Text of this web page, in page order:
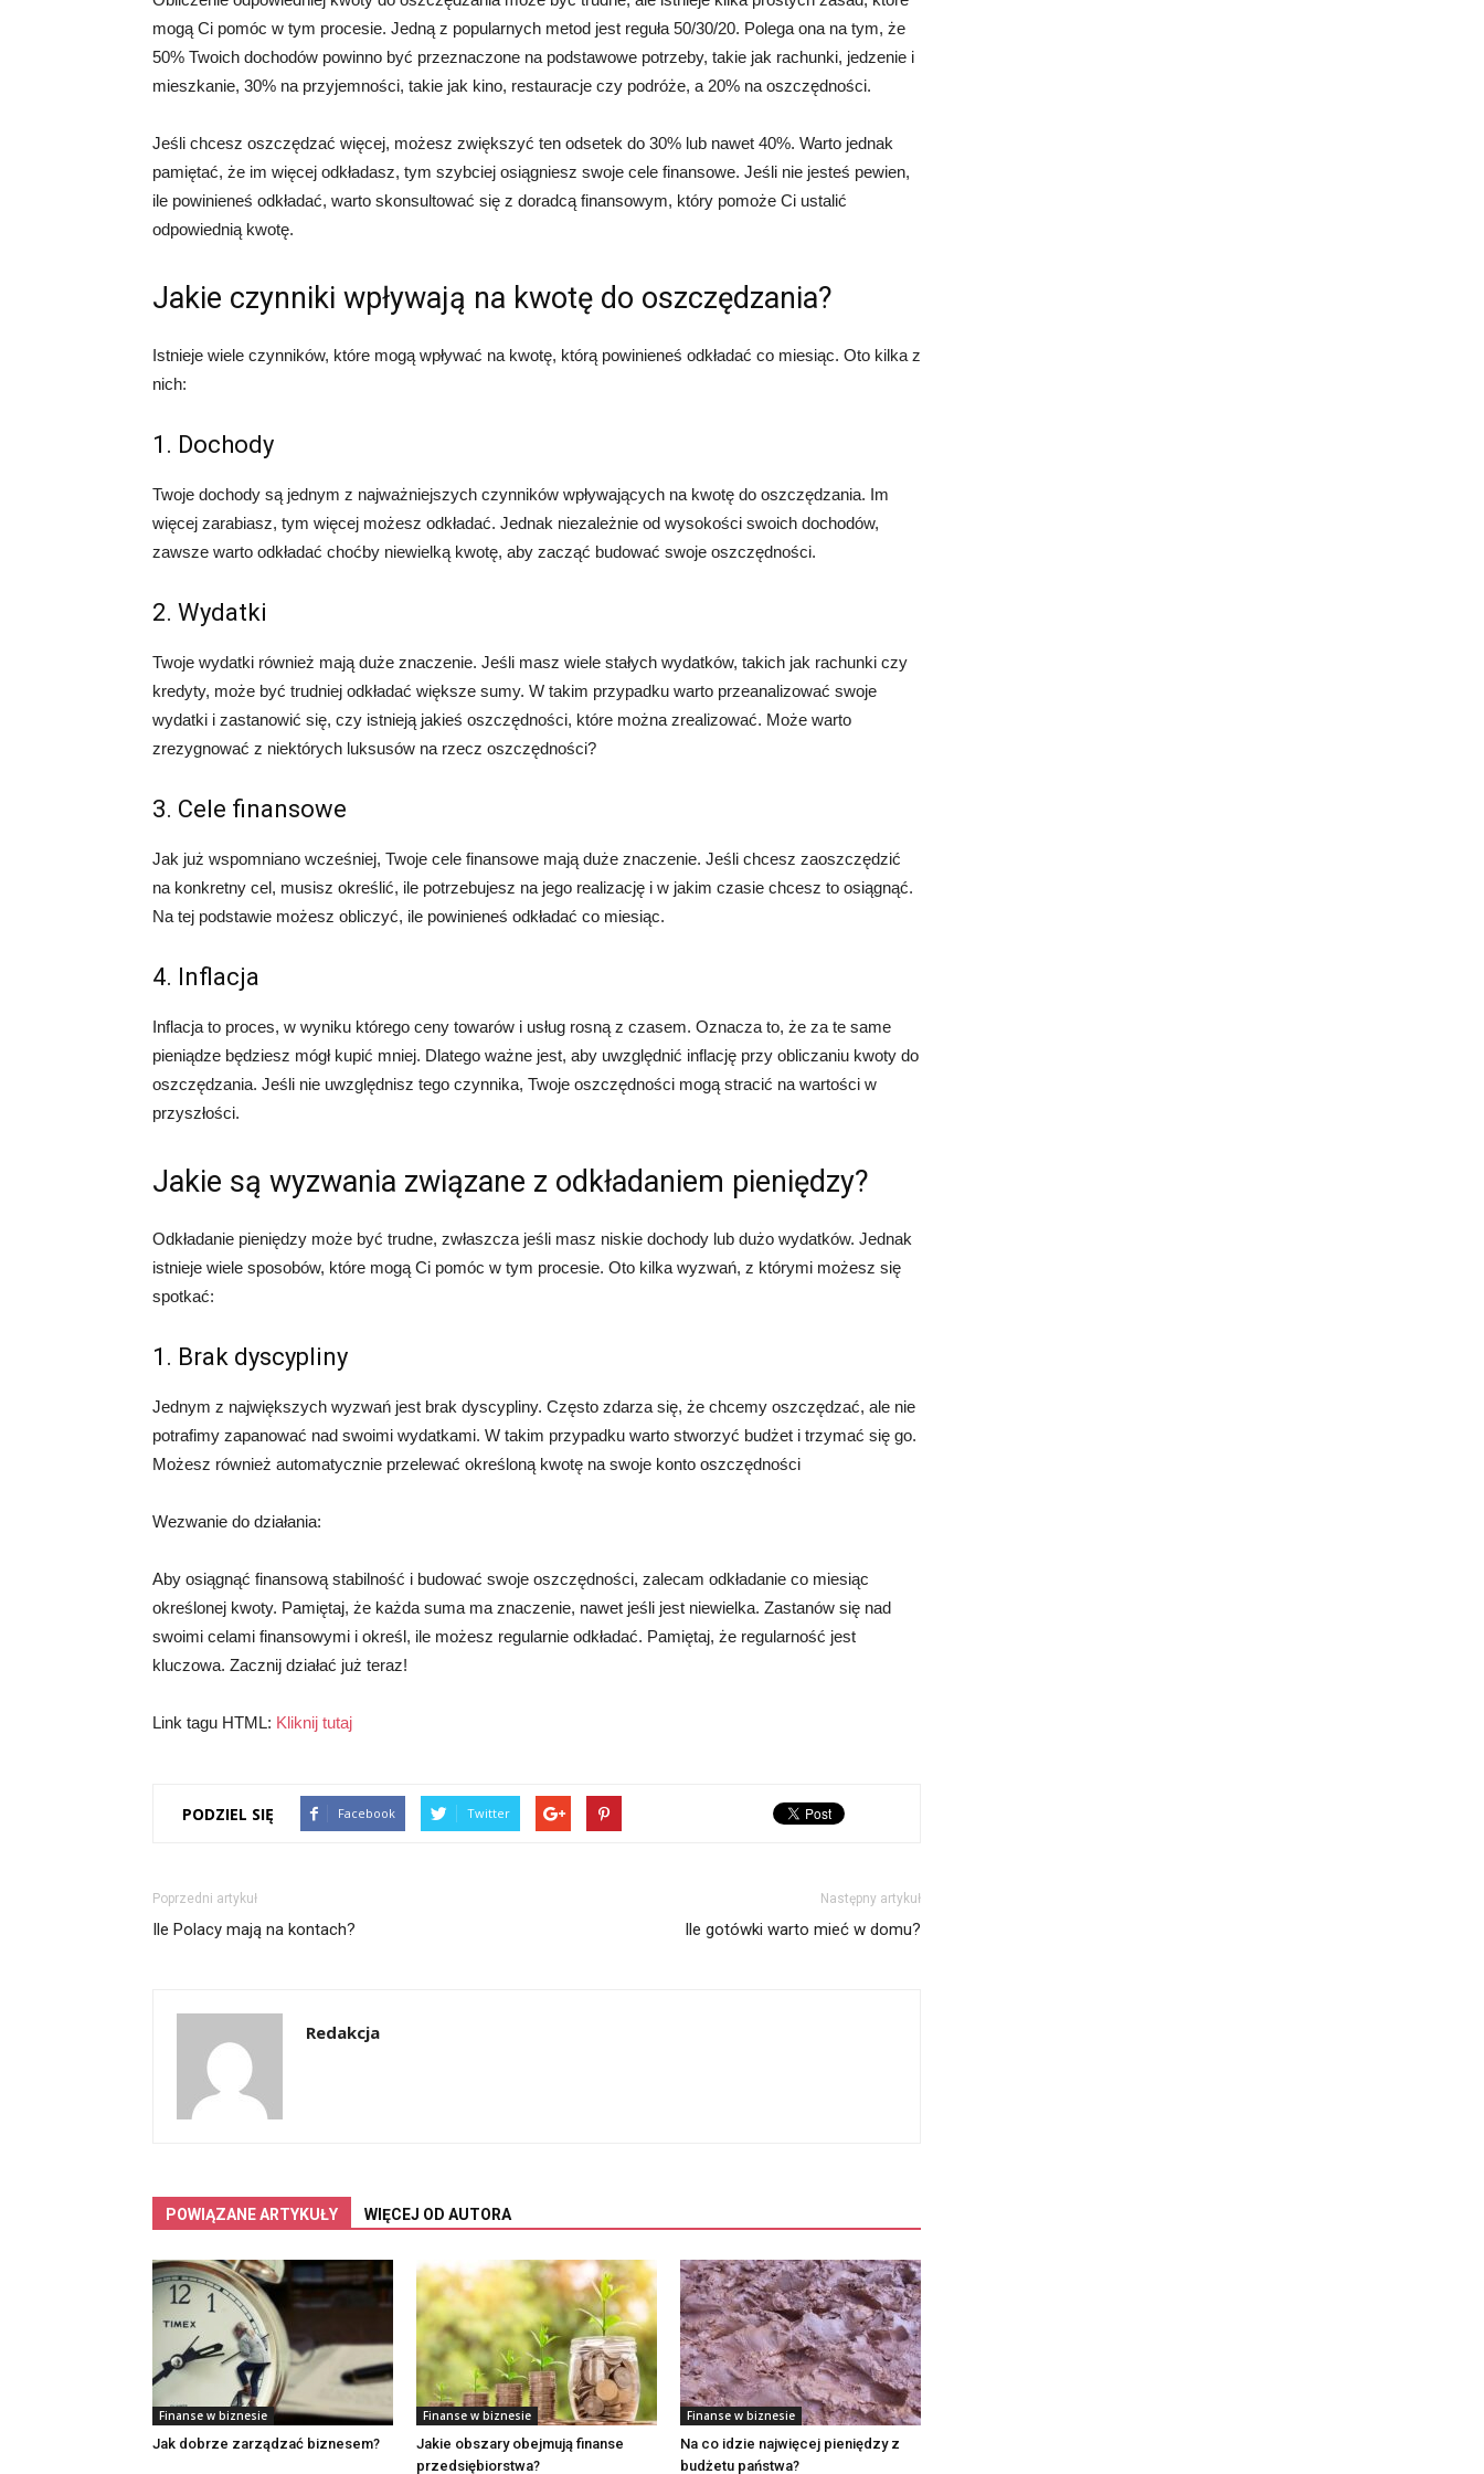
mogą Ci pomóc w tym procesie. Jedną z popularnych metod jest reguła 50/30/20. Polega ona na tym, że
50% Twoich dochodów powinno być przeznaczone na podstawowe potrzeby, takie jak rachunki, jedzenie i
mieszkanie, 30% na przyjemności, takie jak kino, restauracje czy podróże, a 20% na oszczędności.
Jeśli chcesz oszczędzać więcej, możesz zwiększyć ten odsetek do 30% lub nawet 40%. Warto jednak
pamiętać, że im więcej odkładasz, tym szybciej osiągniesz swoje cele finansowe. Jeśli nie jesteś pewien,
ile powinieneś odkładać, warto skonsultować się z doradcą finansowym, który pomoże Ci ustalić
odpowiednią kwotę.
Jakie czynniki wpływają na kwotę do oszczędzania?
Istnieje wiele czynników, które mogą wpływać na kwotę, którą powinieneś odkładać co miesiąc. Oto kilka z
nich:
1. Dochody
Twoje dochody są jednym z najważniejszych czynników wpływających na kwotę do oszczędzania. Im
więcej zarabiasz, tym więcej możesz odkładać. Jednak niezależnie od wysokości swoich dochodów,
zawsze warto odkładać choćby niewielką kwotę, aby zacząć budować swoje oszczędności.
2. Wydatki
Twoje wydatki również mają duże znaczenie. Jeśli masz wiele stałych wydatków, takich jak rachunki czy
kredyty, może być trudniej odkładać większe sumy. W takim przypadku warto przeanalizować swoje
wydatki i zastanowić się, czy istnieją jakieś oszczędności, które można zrealizować. Może warto
zrezygnować z niektórych luksusów na rzecz oszczędności?
3. Cele finansowe
Jak już wspomniano wcześniej, Twoje cele finansowe mają duże znaczenie. Jeśli chcesz zaoszczędzić
na konkretny cel, musisz określić, ile potrzebujesz na jego realizację i w jakim czasie chcesz to osiągnąć.
Na tej podstawie możesz obliczyć, ile powinieneś odkładać co miesiąc.
4. Inflacja
Inflacja to proces, w wyniku którego ceny towarów i usług rosną z czasem. Oznacza to, że za te same
pieniądze będziesz mógł kupić mniej. Dlatego ważne jest, aby uwzględnić inflację przy obliczaniu kwoty do
oszczędzania. Jeśli nie uwzględnisz tego czynnika, Twoje oszczędności mogą stracić na wartości w
przyszłości.
Jakie są wyzwania związane z odkładaniem pieniędzy?
Odkładanie pieniędzy może być trudne, zwłaszcza jeśli masz niskie dochody lub dużo wydatków. Jednak
istnieje wiele sposobów, które mogą Ci pomóc w tym procesie. Oto kilka wyzwań, z którymi możesz się
spotkać:
1. Brak dyscypliny
Jednym z największych wyzwań jest brak dyscypliny. Często zdarza się, że chcemy oszczędzać, ale nie
potrafimy zapanować nad swoimi wydatkami. W takim przypadku warto stworzyć budżet i trzymać się go.
Możesz również automatycznie przelewać określoną kwotę na swoje konto oszczędności
Wezwanie do działania:
Aby osiągnąć finansową stabilność i budować swoje oszczędności, zalecam odkładanie co miesiąc
określonej kwoty. Pamiętaj, że każda suma ma znaczenie, nawet jeśli jest niewielka. Zastanów się nad
swoimi celami finansowymi i określ, ile możesz regularnie odkładać. Pamiętaj, że regularność jest
kluczowa. Zacznij działać już teraz!
Link tagu HTML: Kliknij tutaj
PODZIEL SIĘ Facebook Twitter
Poprzedni artykuł
Ile Polacy mają na kontach?
Następny artykuł
Ile gotówki warto mieć w domu?
Redakcja
POWIĄZANE ARTYKUŁY WIĘCEJ OD AUTORA
Finanse w biznesie
Jak dobrze zarządzać biznesem?
Finanse w biznesie
Jakie obszary obejmują finanse
przedsiębiorstwa?
Finanse w biznesie
Na co idzie najwięcej pieniędzy z
budżetu państwa?